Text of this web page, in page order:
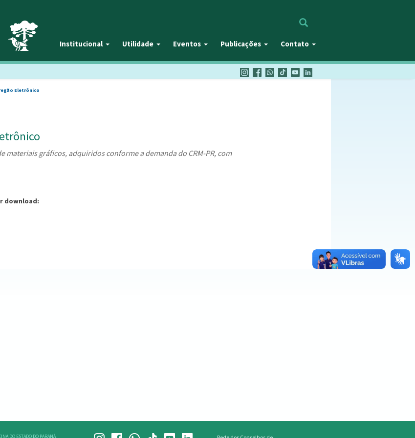
Institucional Utilidade Eventos Publicações Contato
Eletrônico
materiais gráficos, adquiridos conforme a demanda do CRM-PR, com
download:
DO ESTADO DO PARANÁ